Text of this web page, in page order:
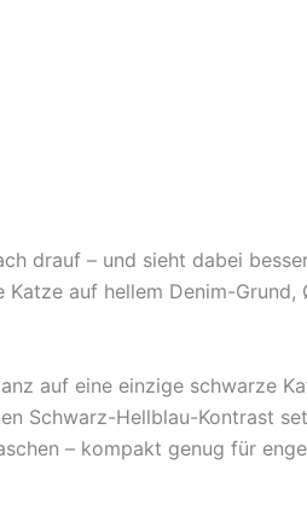
drauf – und sieht dabei
auf hellem Denim-
auf eine einzige schwarze
Schwarz-Hellblau-Kontrast
– kompakt genug für